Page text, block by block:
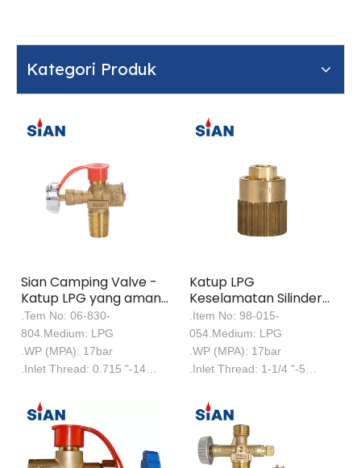
Kategori Produk
Sian Camping Valve -
Katup LPG yang aman
& kompak untuk
memasak di luar
ruangan
.Tem No: 06-830-
804.Medium: LPG
.WP (MPA): 17bar
.Inlet Thread: 0.715 "-14
Katup LPG
Keselamatan Silinder
Kompak
.Item No: 98-015-
054.Medium: LPG
.WP (MPA): 17bar
.Inlet Thread: 1-1/4 "-5